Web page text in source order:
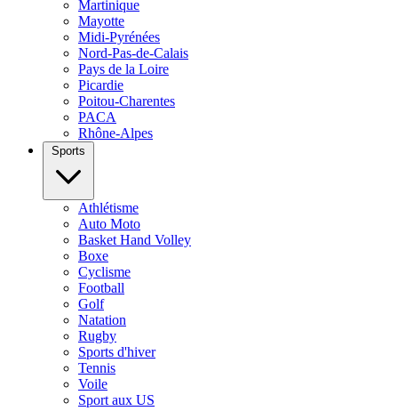
Martinique
Mayotte
Midi-Pyrénées
Nord-Pas-de-Calais
Pays de la Loire
Picardie
Poitou-Charentes
PACA
Rhône-Alpes
Sports
Athlétisme
Auto Moto
Basket Hand Volley
Boxe
Cyclisme
Football
Golf
Natation
Rugby
Sports d'hiver
Tennis
Voile
Sport aux US